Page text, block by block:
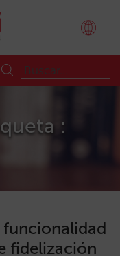
:
funcionalidad
fidelización